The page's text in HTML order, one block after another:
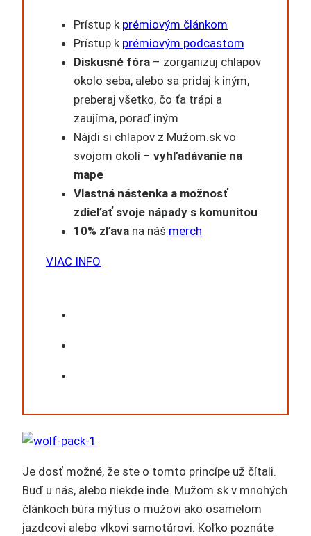
Prístup k prémiovým článkom
Prístup k prémiovým podcastom
Diskusné fóra – zorganizuj chlapov
okolo seba, alebo sa pridaj k iným,
preberaj všetko, čo ťa trápi a
zaujíma, poraď iným
Nájdi si chlapov z Mužom.sk vo
svojom okolí – vyhľadávanie na
mape
Vlastná nástenka a možnosť
zdieľať svoje nápady s komunitou
10% zľava na náš merch
VIAC INFO
Je dosť možné, že ste o tomto princípe už čítali.
Buď u nás, alebo niekde inde. Mužom.sk v mnohých
článkoch búra mýtus o mužovi ako osamelom
jazdcovi alebo vlkovi samotárovi. Koľko poznáte